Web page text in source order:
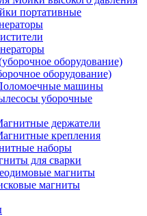
портативные
оборудование)
машины
уборочные
держатели
крепления
наборы
для сварки
магниты
магниты